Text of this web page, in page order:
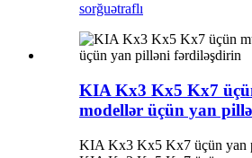
sorğuətraflı
KIA Kx3 Kx5 Kx7
modellər üçün yan
KIA Kx3 Kx5 Kx7 üçün yan